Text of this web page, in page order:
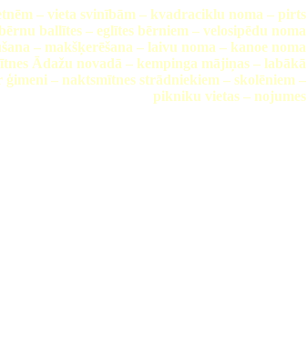
– vieta svinībām – kvadraciklu noma – pirts
ballītes – eglītes bērniem – velosipēdu noma
– makšķerēšana – laivu noma – kanoe noma
Ādažu novadā – kempinga mājiņas – labākā
– naktsmītnes strādniekiem – skolēniem –
pikniku vietas – nojumes